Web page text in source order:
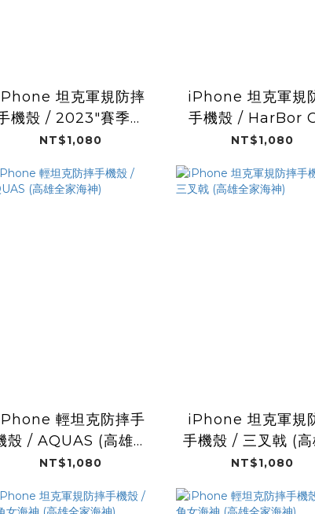
坦克軍規防摔
機殼 / 2023"賽季球
衣 (高雄全家海神)
NT$1,080
iPhone 坦克軍規
手機殼 / HarBor
(高雄全家海神)
NT$1,080
輕坦克防摔手
殼 / AQUAS (高雄全
家海神)
NT$1,080
iPhone 坦克軍規
手機殼 / 三叉戟 (高
家海神)
NT$1,080